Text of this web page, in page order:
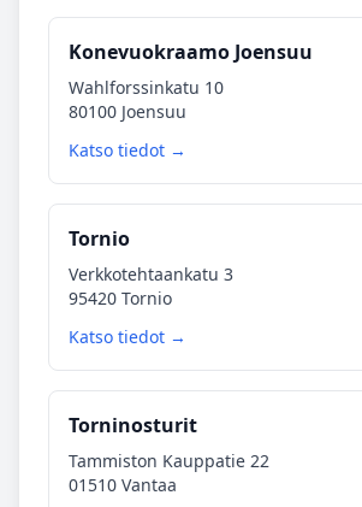
Konevuokraamo Joensuu
Wahlforssinkatu 10
80100 Joensuu
Katso tiedot →
Tornio
Verkkotehtaankatu 3
95420 Tornio
Katso tiedot →
Torninosturit
Tammiston Kauppatie 22
01510 Vantaa